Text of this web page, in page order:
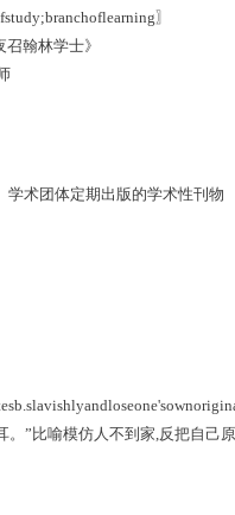
〗
翰林学士》
学术团体定期出版的学术性刊物
”比喻模仿人不到家,反把自己